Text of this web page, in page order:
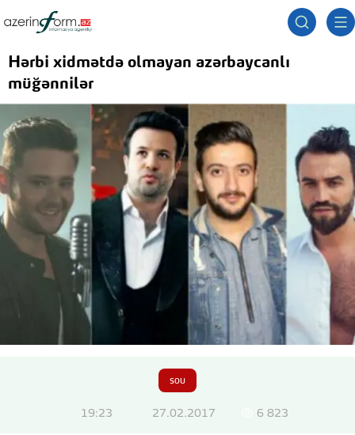
Hərbi xidmətdə olmayan azərbaycanlı
müğənnilər
sou
19:23 27.02.2017 6 823